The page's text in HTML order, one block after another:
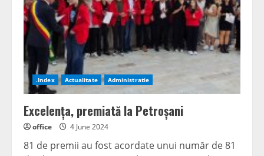
.Index Actualitate Administratie
Excelența, premiată la Petroșani
office 4 June 2024
81 de premii au fost acordate unui număr de 81